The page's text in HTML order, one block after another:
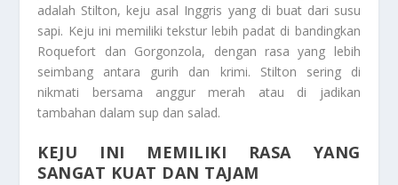
adalah Stilton, keju asal Inggris yang di buat dari susu
sapi. Keju ini memiliki tekstur lebih padat di bandingkan
Roquefort dan Gorgonzola, dengan rasa yang lebih
seimbang antara gurih dan krimi. Stilton sering di
nikmati bersama anggur merah atau di jadikan
tambahan dalam sup dan salad.
KEJU INI MEMILIKI RASA YANG
SANGAT KUAT DAN TAJAM